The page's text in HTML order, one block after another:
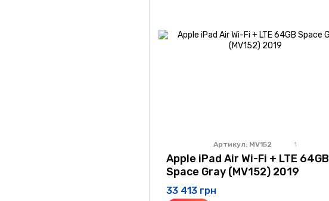
Артикул: MV152 1
Apple iPad Air Wi-Fi + LTE 64GB
Space Gray (MV152) 2019
33 413 грн